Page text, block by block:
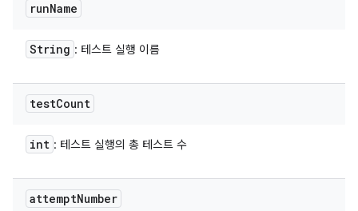
runName
String : 테스트 실행 이름
testCount
int : 테스트 실행의 총 테스트 수
attemptNumber